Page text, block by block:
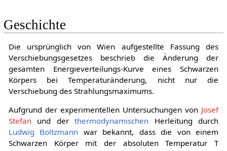
Geschichte
Die ursprünglich von Wien aufgestellte Fassung des
Verschiebungsgesetzes beschrieb die Änderung der
gesamten Energieverteilungs-Kurve eines Schwarzen
Körpers bei Temperaturänderung, nicht nur die
Verschiebung des Strahlungsmaximums.
Aufgrund der experimentellen Untersuchungen von Josef
Stefanund derthermodynamischen Herleitung durch
Ludwig Boltzmann war bekannt, dass die von einem
Schwarzen Körper mit der absoluten TemperaturT